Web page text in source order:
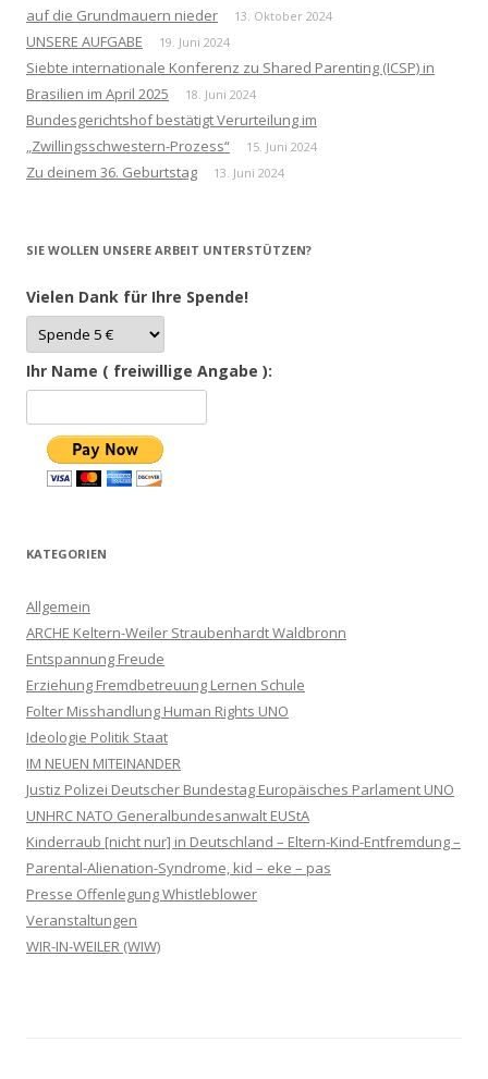
auf die Grundmauern nieder
13. Oktober 2024
UNSERE AUFGABE 19. Juni 2024
Siebte internationale Konferenz zu Shared Parenting (ICSP) in
Brasilien im April 2025
18. Juni 2024
Bundesgerichtshof bestätigt Verurteilung im
„Zwillingsschwestern-Prozess“
15. Juni 2024
Zu deinem 36. Geburtstag 13. Juni 2024
SIE WOLLEN UNSERE ARBEIT UNTERSTÜTZEN?
Vielen Dank für Ihre Spende!
Ihr Name ( freiwillige Angabe ):
KATEGORIEN
Allgemein
ARCHE Keltern-Weiler Straubenhardt Waldbronn
Entspannung Freude
Erziehung Fremdbetreuung Lernen Schule
Folter Misshandlung Human Rights UNO
Ideologie Politik Staat
IM NEUEN MITEINANDER
Justiz Polizei Deutscher Bundestag Europäisches Parlament UNO
UNHRC NATO Generalbundesanwalt EUStA
Kinderraub [nicht nur] in Deutschland – Eltern-Kind-Entfremdung –
Parental-Alienation-Syndrome, kid – eke – pas
Presse Offenlegung Whistleblower
Veranstaltungen
WIR-IN-WEILER (WIW)